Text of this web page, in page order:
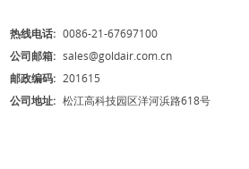
热线电话: 0086-21-67697100
公司邮箱: sales@goldair.com.cn
邮政编码: 201615
公司地址: 松江高科技园区洋河浜路618号